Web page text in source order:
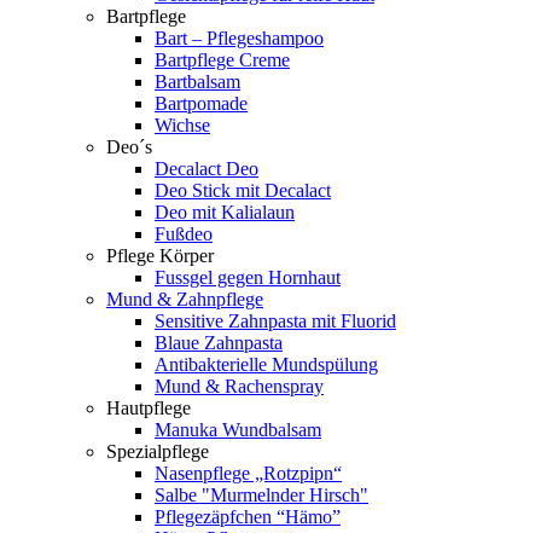
Bartpflege
Bart – Pflegeshampoo
Bartpflege Creme
Bartbalsam
Bartpomade
Wichse
Deo´s
Decalact Deo
Deo Stick mit Decalact
Deo mit Kalialaun
Fußdeo
Pflege Körper
Fussgel gegen Hornhaut
Mund & Zahnpflege
Sensitive Zahnpasta mit Fluorid
Blaue Zahnpasta
Antibakterielle Mundspülung
Mund & Rachenspray
Hautpflege
Manuka Wundbalsam
Spezialpflege
Nasenpflege „Rotzpipn“
Salbe "Murmelnder Hirsch"
Pflegezäpfchen “Hämo”